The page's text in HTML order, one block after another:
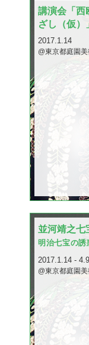
講演会「西
ざし（仮）
2017.1.14
@東京都庭園
並河靖之七
明治七宝の
2017.1.14 - 4.9
@東京都庭園